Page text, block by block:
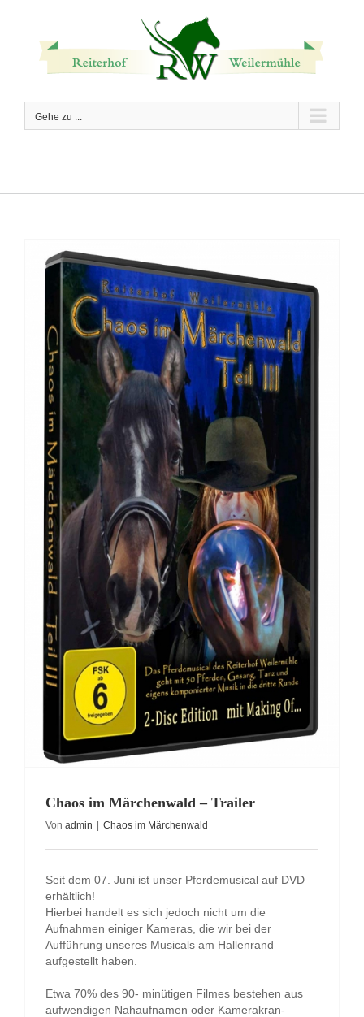
springen
Gehe zu ...
Chaos im Märchenwald – Trailer
Von admin | Chaos im Märchenwald
Seit dem 07. Juni ist unser Pferdemusical auf DVD
erhältlich!
Hierbei handelt es sich jedoch nicht um die
Aufnahmen einiger Kameras, die wir bei der
Aufführung unseres Musicals am Hallenrand
aufgestellt haben.
Etwa 70% des 90- minütigen Filmes bestehen aus
aufwendigen Nahaufnamen oder Kamerakran-